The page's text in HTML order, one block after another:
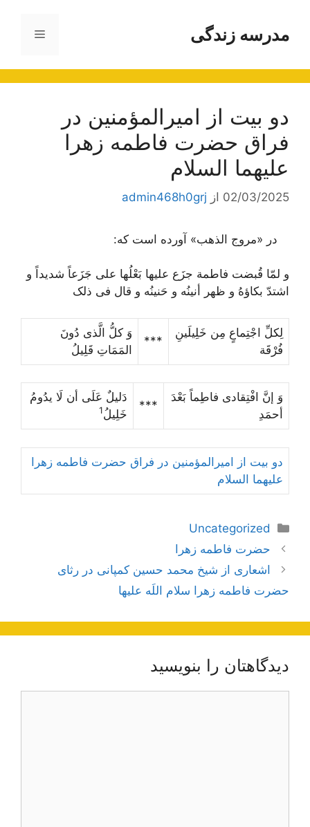
محتوامدرسه زندگی فهرست
دو بیت از امیرالمؤمنین در
فراق حضرت فاطمه زهرا
علیهما السلام
02/03/2025 از admin468h0grj
در «مروج الذهب» آورده است که:
و لمّا قُبضت فاطمة جزَع علیها بَعْلُها على جَزَعاً شدیداً و
اشتدّ بکاؤهُ و ظهر أنینُه و حَنینُه و قال فى ذلک‌
لِکلِّ اجْتِماعٍ مِن خَلِیلَینِ
فُرْقَة
***
وَ کلُّ الَّذى دُونَ
المَمَاتِ قَلِیلُ‌
وَ إنَّ افْتِقادى فاطِماً بَعْدَ
أحمَدِ
***
دَلیلٌ عَلَى أن لَا یدُومُ
خَلِیلُ1
دو بیت از امیرالمؤمنین در فراق حضرت فاطمه زهرا
علیهما السلام
دسته‌ها
Uncategorized
ناوبری
نوشته‌ها
حضرت فاطمه زهرا
اشعاری از شیخ محمد حسین کمپانی در رثای
حضرت فاطمه زهرا سلام اللَه علیها
دیدگاهتان را بنویسید